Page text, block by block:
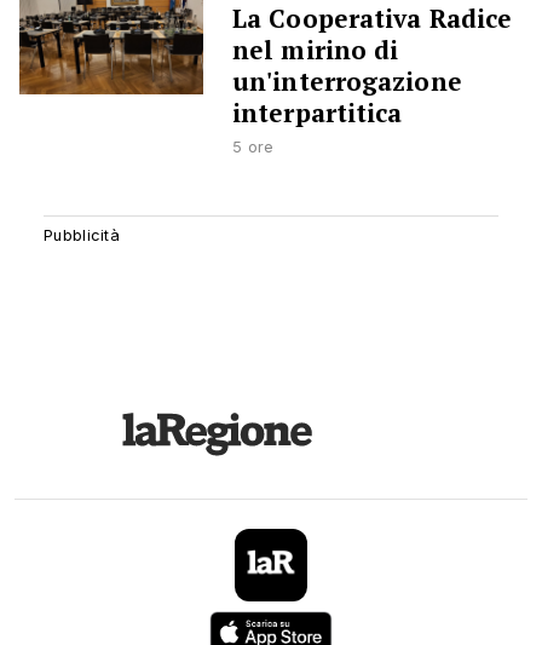
La Cooperativa Radice
nel mirino di
un'interrogazione
interpartitica
5 ore